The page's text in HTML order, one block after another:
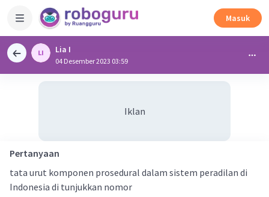
Masuk
Lia I
04 Desember 2023 03:59
Iklan
Pertanyaan
tata urut komponen prosedural dalam sistem peradilan di
Indonesia di tunjukkan nomor